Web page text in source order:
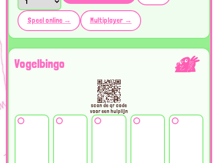
Speel online → Multiplayer →
Vogelbingo
scan de qr code
voor een hulplijn